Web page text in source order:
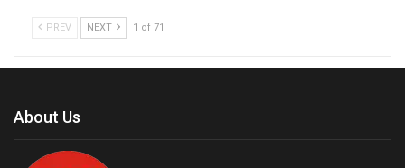
PREV NEXT 1 of 71
About Us